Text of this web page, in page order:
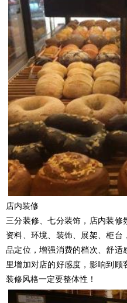
店内装修
三分装修、七分装饰，店内装
资料、环境、装饰、展架、柜
品定位，增强消费的档次、舒适
里增加对店的好感度，影响到顾
装修风格一定要整体性！